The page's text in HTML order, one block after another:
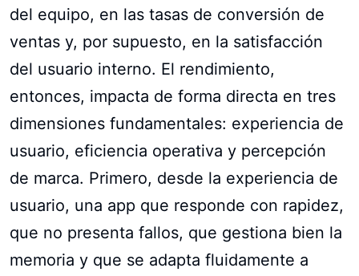
del equipo, en las tasas de conversión de
ventas y, por supuesto, en la satisfacción
del usuario interno. El rendimiento,
entonces, impacta de forma directa en tres
dimensiones fundamentales: experiencia de
usuario, eficiencia operativa y percepción
de marca. Primero, desde la experiencia de
usuario, una app que responde con rapidez,
que no presenta fallos, que gestiona bien la
memoria y que se adapta fluidamente a